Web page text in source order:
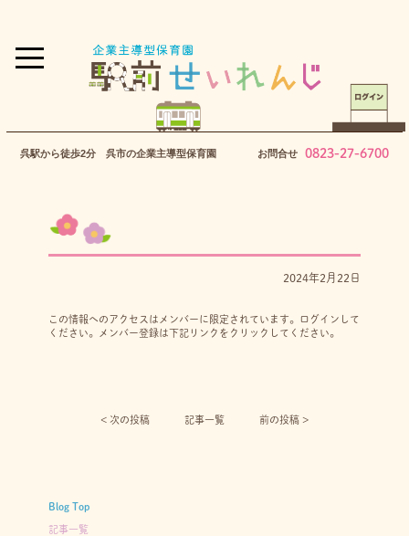
呉駅から徒歩2分 呉市の企業主導型保育園 お問合せ 0823-27-6700
2024年2月22日
この情報へのアクセスはメンバーに限定されています。ログインして
ください。メンバー登録は下記リンクをクリックしてください。
< 次の投稿︎ 記事一覧 前の投稿 >
Blog Top
記事一覧